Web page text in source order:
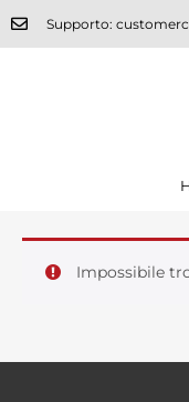
Supporto:
Impossibile